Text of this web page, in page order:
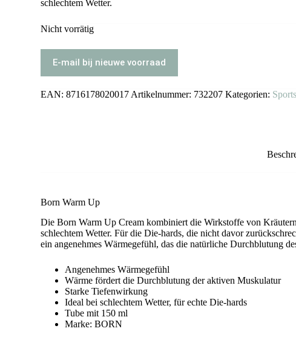
schlechtem Wetter.
Nicht vorrätig
E-mail bij nieuwe voorraad
EAN:8716178020017 Artikelnummer: 732207 Kategorien:
Born Warm Up
Die Born Warm Up Cream kombiniert die Wirkstoffe von
schlechtem Wetter. Für die Die-hards, die nicht davor
ein angenehmes Wärmegefühl, das die natürliche Durchblutung
Angenehmes Wärmegefühl
Wärme fördert die Durchblutung der aktiven Muskulatur
Starke Tiefenwirkung
Ideal bei schlechtem Wetter, für echte Die-hards
Tube mit 150 ml
Marke: BORN